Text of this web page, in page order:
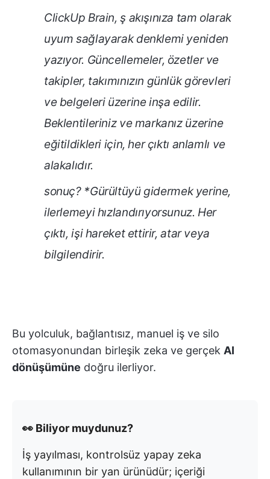
ClickUp Brain, ş akışınıza tam olarak
uyum sağlayarak denklemi yeniden
yazıyor. Güncellemeler, özetler ve
takipler, takımınızın günlük görevleri
ve belgeleri üzerine inşa edilir.
Beklentileriniz ve markanız üzerine
eğitildikleri için, her çıktı anlamlı ve
alakalıdır.
sonuç? *Gürültüyü gidermek yerine,
ilerlemeyi hızlandırıyorsunuz. Her
çıktı, işi hareket ettirir, atar veya
bilgilendirir.
Bu yolculuk, bağlantısız, manuel iş ve silo
otomasyonundan birleşik zeka ve gerçek AI
dönüşümüne doğru ilerliyor.
👀 Biliyor muydunuz?
İş yayılması, kontrolsüz yapay zeka
kullanımının bir yan ürünüdür; içeriği